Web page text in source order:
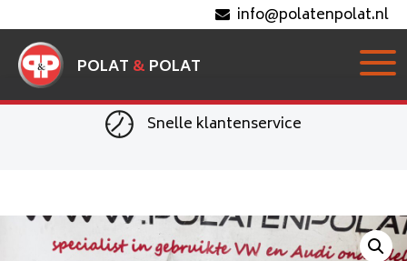
info@polatenpolat.nl
POLAT & POLAT
Snelle klantenservice